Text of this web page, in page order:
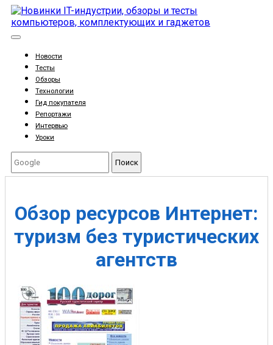
Новости
Тесты
Обзоры
Технологии
Гид покупателя
Репортажи
Интервью
Уроки
Поиск
Обзор ресурсов Интернет:
туризм без туристических
агентств